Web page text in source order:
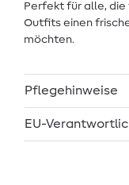
Perfekt für alle, die
Outfits einen
möchten.
Pflegehinweise
EU-